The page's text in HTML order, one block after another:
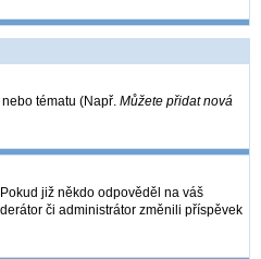
tématu (Např. Můžete přidat nová
již někdo odpověděl na váš
či administrátor změnili příspěvek